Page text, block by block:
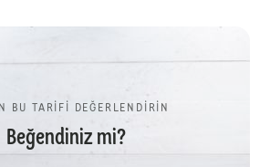
BU TARİFİ DEĞERLENDİRİN
Beğendiniz mi?